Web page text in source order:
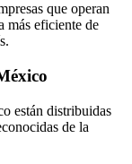
que operan
más eficiente de
están distribuidas
de la